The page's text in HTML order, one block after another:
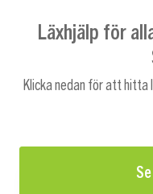
Läxhjälp för
Klicka nedan för att hitta